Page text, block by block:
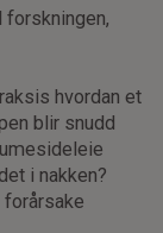
hvordan et
blir snudd
i nakken?
forårsake